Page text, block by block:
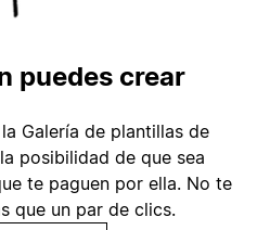
puedes crear
Galería de plantillas de
posibilidad de que sea
te paguen por ella. No te
que un par de clics.